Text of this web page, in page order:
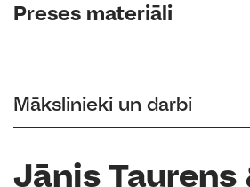
Preses materiāli
Mākslinieki un darbi
Jānis Taurens